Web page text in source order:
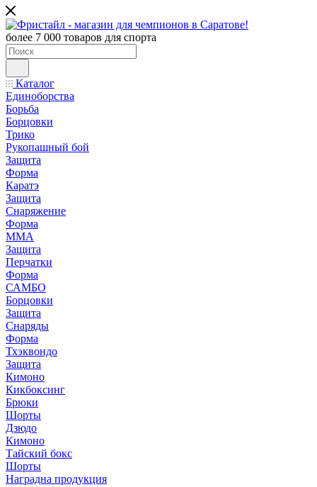
более 7 000 товаров для спорта
Каталог
Единоборства
Борьба
Борцовки
Трико
Рукопашный бой
Защита
Форма
Каратэ
Защита
Снаряжение
Форма
ММА
Защита
Перчатки
Форма
САМБО
Борцовки
Защита
Снаряды
Форма
Тхэквондо
Защита
Кимоно
Кикбоксинг
Брюки
Шорты
Дзюдо
Кимоно
Тайский бокс
Шорты
Наградна продукция